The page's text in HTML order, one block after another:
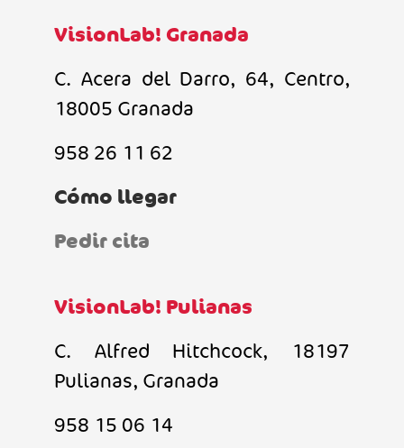
VisionLab! Granada
C. Acera del Darro, 64, Centro,
18005 Granada
958 26 11 62
Cómo llegar
Pedir cita
VisionLab! Pulianas
C. Alfred Hitchcock, 18197
Pulianas, Granada
958 15 06 14